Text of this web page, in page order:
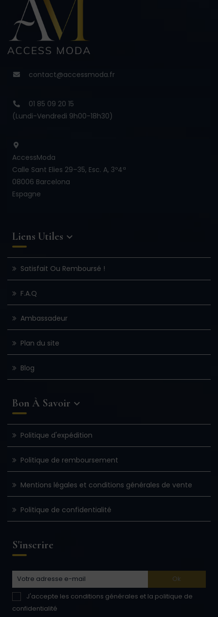
contact@accessmoda.fr
01 85 09 20 15
(Lundi-Vendredi 9h00-18h30)
AccessModa
Calle Sant Elies 29–35, Esc. A, 3º4ª
08006 Barcelona
Espagne
Liens Utiles 
Satisfait Ou Remboursé !
F.A.Q
Ambassadeur
Plan du site
Blog
Bon À Savoir 
Politique d'expédition
Politique de remboursement
Mentions légales et conditions générales de vente
Politique de confidentialité
S'inscrire
J'accepte les conditions générales et la politique de
confidentialité